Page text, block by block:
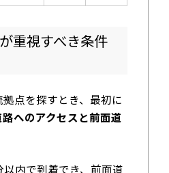
重視すべき条件
点を探すとき、最初に
へのアクセスと前面道
内で到着でき、前面道